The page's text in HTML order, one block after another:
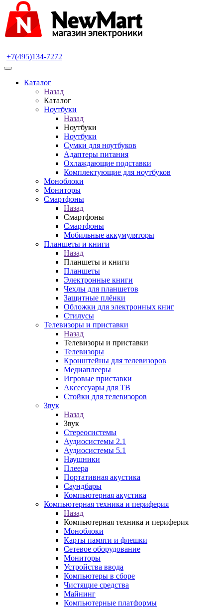
+7(495)134-7272
Каталог
Назад
Каталог
Ноутбуки
Назад
Ноутбуки
Ноутбуки
Сумки для ноутбуков
Адаптеры питания
Охлаждающие подставки
Комплектующие для ноутбуков
Моноблоки
Мониторы
Смартфоны
Назад
Смартфоны
Смартфоны
Мобильные аккумуляторы
Планшеты и книги
Назад
Планшеты и книги
Планшеты
Электронные книги
Чехлы для планшетов
Защитные плёнки
Обложки для электронных книг
Стилусы
Телевизоры и приставки
Назад
Телевизоры и приставки
Телевизоры
Кронштейны для телевизоров
Медиаплееры
Игровые приставки
Аксессуары для ТВ
Стойки для телевизоров
Звук
Назад
Звук
Стереосистемы
Аудиосистемы 2.1
Аудиосистемы 5.1
Наушники
Плеера
Портативная акустика
Саундбары
Компьютерная акустика
Компьютерная техника и периферия
Назад
Компьютерная техника и периферия
Моноблоки
Карты памяти и флешки
Сетевое оборудование
Мониторы
Устройства ввода
Компьютеры в сборе
Чистящие средства
Майнинг
Компьютерные платформы